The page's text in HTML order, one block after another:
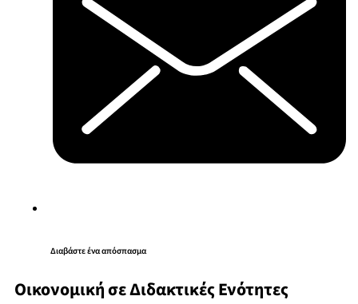
Διαβάστε ένα απόσπασμα
Οικονομική σε Διδακτικές Ενότητες